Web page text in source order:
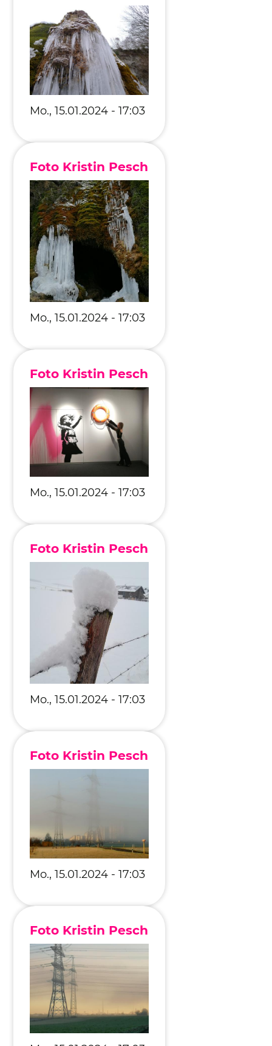
Mo., 15.01.2024 - 17:03
Foto Kristin Pesch
Mo., 15.01.2024 - 17:03
Foto Kristin Pesch
Mo., 15.01.2024 - 17:03
Foto Kristin Pesch
Mo., 15.01.2024 - 17:03
Foto Kristin Pesch
Mo., 15.01.2024 - 17:03
Foto Kristin Pesch